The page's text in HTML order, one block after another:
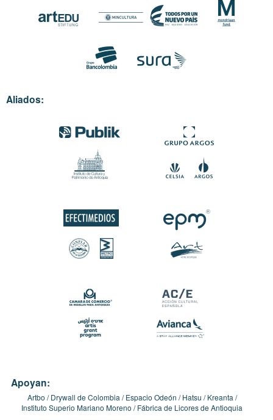
Aliados:
Apoyan:
Artbo Drywall de Colombia Espacio Odeón Hatsu
Kreanta
Instituto Superio Mariano Moreno
Fábrica de Licores de Antioquia